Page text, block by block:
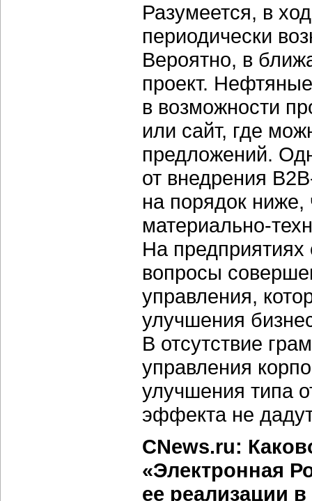
Разумеется, в
периодически
Вероятно, в
проект.
в возможности
или сайт, где
предложений.
от внедрения
на порядок
материально-
На
вопросы
управления,
улучшения
В отсутствие
управления
улучшения типа
эффекта не
CNews.ru:
«Электронная
ее реализации в